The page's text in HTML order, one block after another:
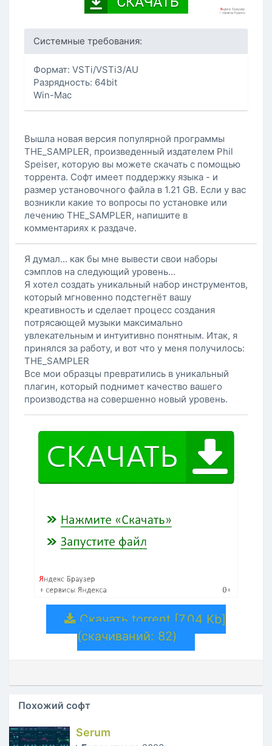
Системные требования:
Формат: VSTi/VSTi3/AU
Разрядность: 64bit
Win-Mac
Вышла новая версия популярной программы
THE_SAMPLER, произведенный издателем Phil
Speiser, которую вы можете скачать с помощью
торрента. Софт имеет поддержку языка - и
размер установочного файла в 1.21 GB. Если у вас
возникли какие то вопросы по установке или
лечению THE_SAMPLER, напишите в
комментариях к раздаче.
Я думал... как бы мне вывести свои наборы
сэмплов на следующий уровень...
Я хотел создать уникальный набор инструментов,
который мгновенно подстегнёт вашу
креативность и сделает процесс создания
потрясающей музыки максимально
увлекательным и интуитивно понятным. Итак, я
принялся за работу, и вот что у меня получилось:
THE_SAMPLER
Все мои образцы превратились в уникальный
плагин, который поднимет качество вашего
производства на совершенно новый уровень.
Скачать torrent [7.04 Kb]
(cкачиваний: 82)
Похожий софт
Serum